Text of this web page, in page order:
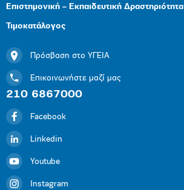
Επιστημονική – Εκπαιδευτική Δραστηριότητα
Τιμοκατάλογος
Πρόσβαση στο ΥΓΕΙΑ
Επικοινωνήστε μαζί μας
210 6867000
Facebook
Linkedin
Youtube
Instagram